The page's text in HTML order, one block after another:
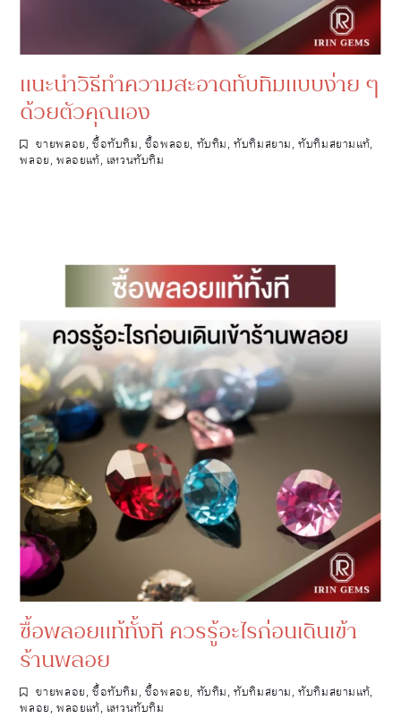
แนะนำวิธีทำความสะอาดทับทิมแบบง่าย ๆ
ด้วยตัวคุณเอง
ขายพลอย,ซื้อทับทิม, ซื้อพลอย, ทับทิม,ทับทิมสยาม,ทับทิมสยามแท้,
พลอย, พลอยแท้, แหวนทับทิม
ซื้อพลอยแท้ทั้งที ควรรู้อะไรก่อนเดินเข้า
ร้านพลอย
ขายพลอย,ซื้อทับทิม, ซื้อพลอย, ทับทิม,ทับทิมสยาม,ทับทิมสยามแท้,
พลอย, พลอยแท้, แหวนทับทิม